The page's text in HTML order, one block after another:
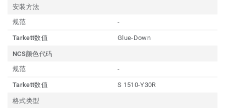
安装方法
规范
-
Tarkett数值 Glue-Down
NCS颜色代码
规范
-
Tarkett数值 S 1510-Y30R
格式类型